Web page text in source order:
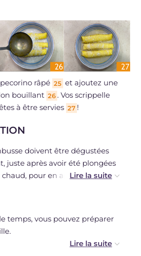
râpé 25 et ajoutez une
bouillant 26 . Vos scrippelle
à être servies 27 !
doivent être dégustées
juste après avoir été plongées
pour en apprécier au
peuvent être conservées
empilées et couvertes de film
temps, vous pouvez préparer